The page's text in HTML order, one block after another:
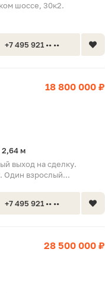
шоссе, 30к2.
+7 495 921 •• ••
18 800 000 ₽
2,64 м
выход на сделку.
Один взрослый...
+7 495 921 •• ••
28 500 000 ₽